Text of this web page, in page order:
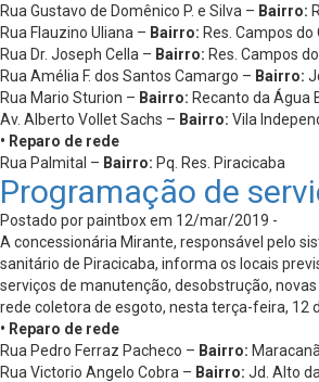
Rua Gustavo de Domênico P. e Silva – Bairro:
Rua Flauzino Uliana – Bairro: Res. Campos do
Rua Dr. Joseph Cella – Bairro: Res. Campos
Rua Amélia F. dos Santos Camargo – Bairro:
Rua Mario Sturion – Bairro: Recanto da Água
Av. Alberto Vollet Sachs – Bairro: Vila
• Reparo de rede
Rua Palmital – Bairro: Pq. Res. Piracicaba
Programação de
Postado por paintbox em 12/mar/2019 -
A concessionária Mirante, responsável pelo
sanitário de Piracicaba, informa os locais
serviços de manutenção, desobstrução,
rede coletora de esgoto, nesta terça-feira, 12
• Reparo de rede
Rua Pedro Ferraz Pacheco – Bairro: Maracanã
Rua Victorio Angelo Cobra – Bairro: Jd. Alto